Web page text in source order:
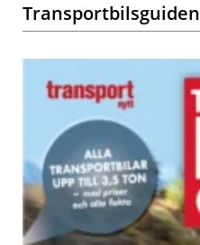
Transportbilsguiden